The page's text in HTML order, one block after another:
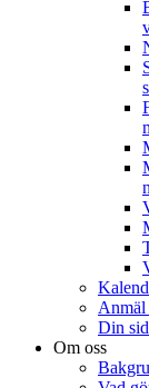
Anmäl
Din
Om oss